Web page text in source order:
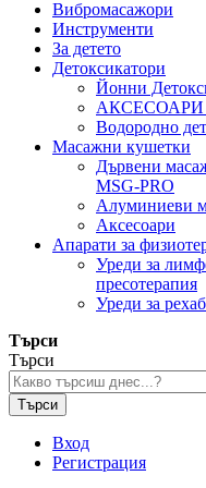
Вибромасажори
Инструменти
За детето
Детоксикатори
Йонни
Водородно
Масажни кушетки
Дървени
MSG-PRO
Алуминиеви
Аксесоари
Апарати за
Уреди за
пресотерапия
Уреди за
Търси
Търси
Търси
Вход
Регистрация